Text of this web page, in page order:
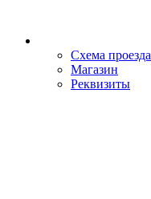
Схема проезда
Магазин
Реквизиты